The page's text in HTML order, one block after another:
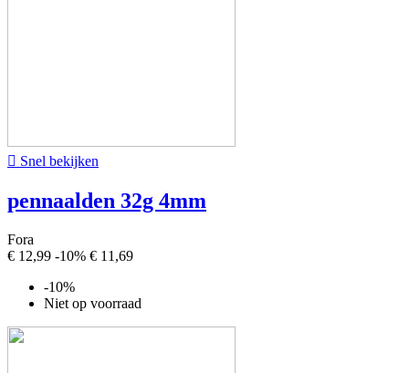
 Snel bekijken
pennaalden 32g 4mm
Fora
€ 12,99 -10% € 11,69
-10%
Niet op voorraad